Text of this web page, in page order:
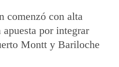
comenzó con alta
por integrar
Montt y Bariloche